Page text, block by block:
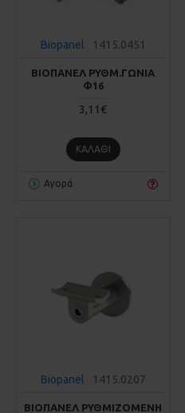
Biopanel 1415.0451
ΒΙΟΠΑΝΕΛ ΡΥΘΜ.ΓΩΝΙΑ
Φ16
3,11€
ΚΑΛΆΘΙ
Αγορά
Biopanel 1415.0207
ΒΙΟΠΑΝΕΛ ΡΥΘΜΙΖΟΜΕΝΗ